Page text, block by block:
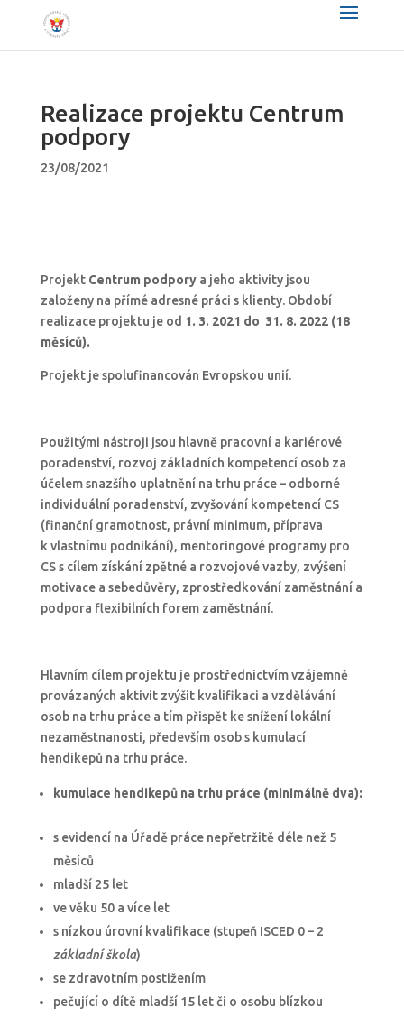
Realizace projektu Centrum
podpory
23/08/2021
Projekt Centrum podporya jeho aktivity jsou
založeny na přímé adresné práci s klienty. Období
realizace projektu je od 1. 3. 2021 do 31. 8. 2022 (18
měsíců).
Projekt je spolufinancován Evropskou unií.
Použitými nástroji jsou hlavně pracovní a kariérové
poradenství, rozvoj základních kompetencí osob za
účelem snazšího uplatnění na trhu práce – odborné
individuální poradenství, zvyšování kompetencí CS
(finanční gramotnost, právní minimum, příprava
k vlastnímu podnikání), mentoringové programy pro
CS s cílem získání zpětné a rozvojové vazby, zvýšení
motivace a sebedůvěry, zprostředkování zaměstnání a
podpora flexibilních forem zaměstnání.
Hlavním cílem projektu je prostřednictvím vzájemně
provázaných aktivit zvýšit kvalifikaci a vzdělávání
osob na trhu práce a tím přispět ke snížení lokální
nezaměstnanosti, především osob s kumulací
hendikepů na trhu práce.
kumulace hendikepů na trhu práce (minimálně dva):
s evidencí na Úřadě práce nepřetržitě déle než 5
měsíců
mladší 25 let
ve věku 50 a více let
s nízkou úrovní kvalifikace (stupeň ISCED 0 – 2
základní škola)
se zdravotním postižením
pečující o dítě mladší 15 let či o osobu blízkou